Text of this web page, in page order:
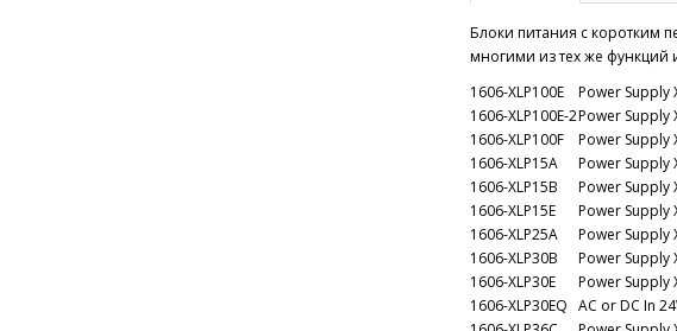
Блоки питания с коротким
многими из тех же функций
1606-XLP100E
Power Supply
1606-XLP100E-2Power Supply
1606-XLP100F
Power Supply
1606-XLP15A
Power Supply
1606-XLP15B
Power Supply
1606-XLP15E
Power Supply
1606-XLP25A
Power Supply
1606-XLP30B
Power Supply
1606-XLP30E
Power Supply
1606-XLP30EQ AC or DC In